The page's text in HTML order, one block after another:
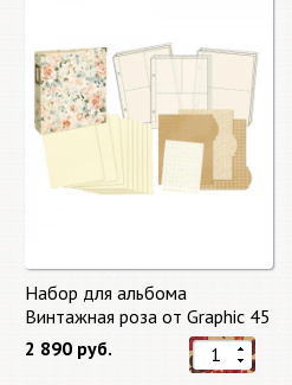
Набор для альбома
Винтажная роза от Graphic 45
2 890 руб.